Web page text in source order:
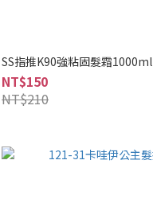
SS指推K90強粘固髮霜1000ml
NT$150
NT$210